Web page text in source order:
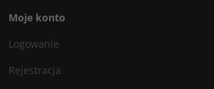
Moje konto
Logowanie
Rejestracja